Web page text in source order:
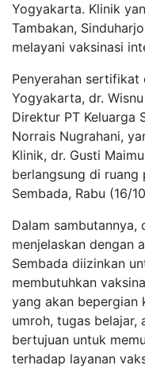
Yogyakarta. Klinik
Tambakan,
melayani vaksinasi
Penyerahan sertifikat
Yogyakarta, dr.
Direktur PT Keluarga
Norrais Nugrahani,
Klinik, dr. Gusti
berlangsung di ruang
Sembada, Rabu (16/
Dalam sambutannya,
menjelaskan dengan
Sembada diizinkan
membutuhkan
yang akan bepergian
umroh, tugas belajar,
bertujuan untuk
terhadap layanan